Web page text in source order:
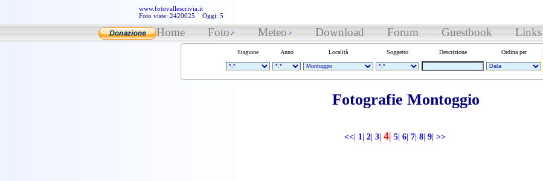
www.fotovallescrivia.it
Foto viste: 2420025 Oggi: 5
Home Foto Meteo Download Forum Guestbook Links
Stagione Anno Località Soggetto Descrizione Ordina per
Fotografie Montoggio
<< 1 2 3 4| 5 6 7 8 9 >>